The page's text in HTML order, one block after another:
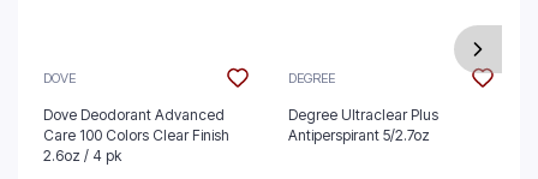
DOVE
Dove Deodorant Advanced
Care 100 Colors Clear Finish
2.6oz / 4 pk
DEGREE
Degree Ultraclear Plus
Antiperspirant 5/2.7oz